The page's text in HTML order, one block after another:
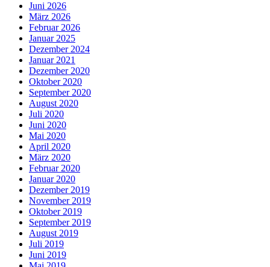
Juni 2026
März 2026
Februar 2026
Januar 2025
Dezember 2024
Januar 2021
Dezember 2020
Oktober 2020
September 2020
August 2020
Juli 2020
Juni 2020
Mai 2020
April 2020
März 2020
Februar 2020
Januar 2020
Dezember 2019
November 2019
Oktober 2019
September 2019
August 2019
Juli 2019
Juni 2019